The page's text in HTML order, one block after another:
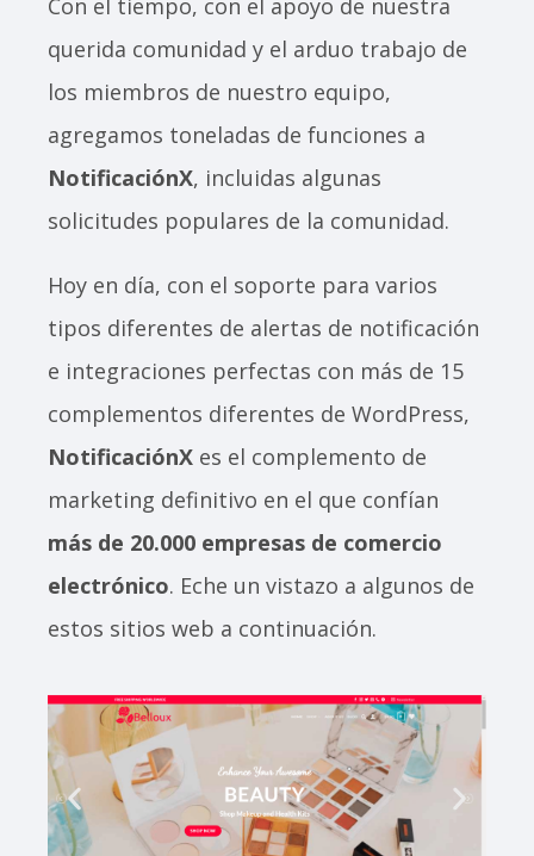
Con el tiempo, con el apoyo de nuestra
querida comunidad y el arduo trabajo de
los miembros de nuestro equipo,
agregamos toneladas de funciones a
NotificaciónX, incluidas algunas
solicitudes populares de la comunidad.
Hoy en día, con el soporte para varios
tipos diferentes de alertas de notificación
e integraciones perfectas con más de 15
complementos diferentes de WordPress,
NotificaciónX es el complemento de
marketing definitivo en el que confían
más de 20.000 empresas de comercio
electrónico. Eche un vistazo a algunos de
estos sitios web a continuación.